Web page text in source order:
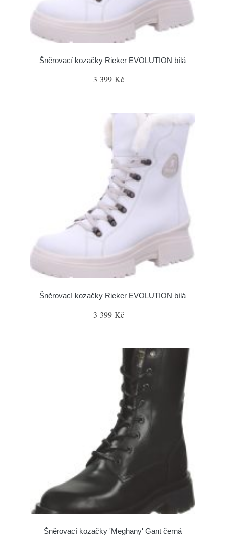
Šněrovací kozačky Rieker EVOLUTION bílá
3 399 Kč
Šněrovací kozačky Rieker EVOLUTION bílá
3 399 Kč
Šněrovací kozačky 'Meghany' Gant černá